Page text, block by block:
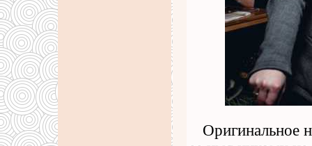
Оригинальное